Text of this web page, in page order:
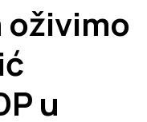
oživimo
u